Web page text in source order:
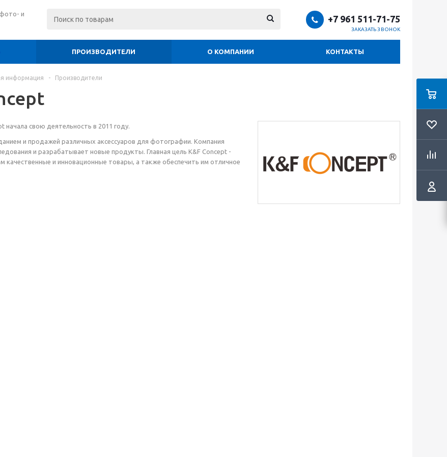
и
+7 961 511-71-75
ЗАКАЗАТЬ ЗВОНОК
ПРОИЗВОДИТЕЛИ О КОМПАНИИ КОНТАКТЫ
информация - Производители
начала свою деятельность в 2011 году.
и продажей различных аксессуаров для фотографии. Компания
и разрабатывает новые продукты. Главная цель K&F Concept -
качественные и инновационные товары, а также обеспечить им отличное